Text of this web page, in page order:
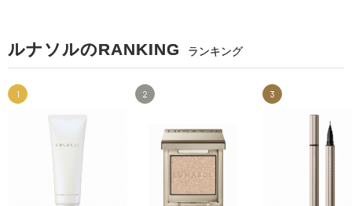
ルナソルのRANKING ランキング
1 2 3